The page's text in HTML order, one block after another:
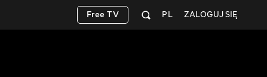
ZALOGUJ SIĘ
PL
Free TV